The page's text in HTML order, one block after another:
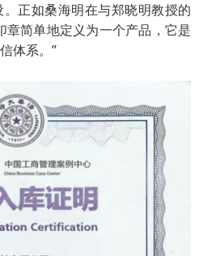
正如桑海明在与郑晓明教授的
章简单地定义为一个产品，它是
体系。”